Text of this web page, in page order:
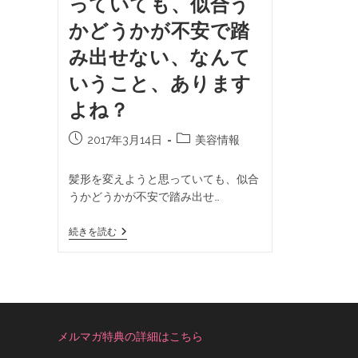
かどうかが不安で踏
み出せない、なんて
いうこと、あります
よね？
2017年3月14日 美容情報
髪形を変えようと思っていても、似合
うかどうかが不安で踏み出せ…
続きを読む
メルマガ特典の詳細はこちら